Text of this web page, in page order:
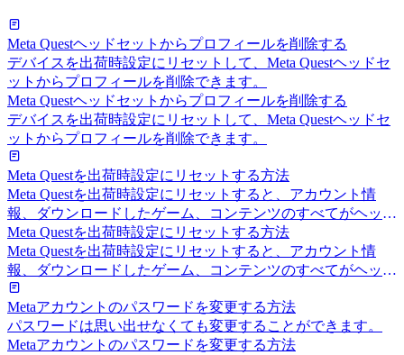
Meta Questヘッドセットからプロフィールを削除する
デバイスを出荷時設定にリセットして、Meta Questヘッドセ
ットからプロフィールを削除できます。
Meta Questヘッドセットからプロフィールを削除する
デバイスを出荷時設定にリセットして、Meta Questヘッドセ
ットからプロフィールを削除できます。
Meta Questを出荷時設定にリセットする方法
Meta Questを出荷時設定にリセットすると、アカウント情
報、ダウンロードしたゲーム、コンテンツのすべてがヘッド
セットから削除されます。
Meta Questを出荷時設定にリセットする方法
Meta Questを出荷時設定にリセットすると、アカウント情
報、ダウンロードしたゲーム、コンテンツのすべてがヘッド
セットから削除されます。
Metaアカウントのパスワードを変更する方法
パスワードは思い出せなくても変更することができます。
Metaアカウントのパスワードを変更する方法